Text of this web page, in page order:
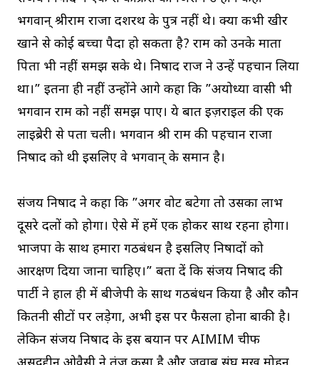
भगवान् श्रीराम राजा दशरथ के पुत्र नहीं थे। क्या कभी खीर
खाने से कोई बच्चा पैदा हो सकता है? राम को उनके माता
पिता भी नहीं समझ सके थे। निषाद राज ने उन्हें पहचान लिया
था।” इतना ही नहीं उन्होंने आगे कहा कि ”अयोध्या वासी भी
भगवान राम को नहीं समझ पाए। ये बात इज़राइल की एक
लाइब्रेरी से पता चली। भगवान श्री राम की पहचान राजा
निषाद को थी इसलिए वे भगवान् के समान है।
संजय निषाद ने कहा कि ”अगर वोट बटेगा तो उसका लाभ
दूसरे दलों को होगा। ऐसे में हमें एक होकर साथ रहना होगा।
भाजपा के साथ हमारा गठबंधन है इसलिए निषादों को
आरक्षण दिया जाना चाहिए।” बता दें कि संजय निषाद की
पार्टी ने हाल ही में बीजेपी के साथ गठबंधन किया है और कौन
कितनी सीटों पर लड़ेगा, अभी इस पर फैसला होना बाकी है।
लेकिन संजय निषाद के इस बयान पर AIMIM चीफ